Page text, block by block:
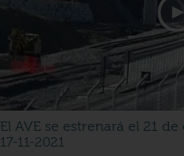
El AVE se estrenará el 21
17-11-2021